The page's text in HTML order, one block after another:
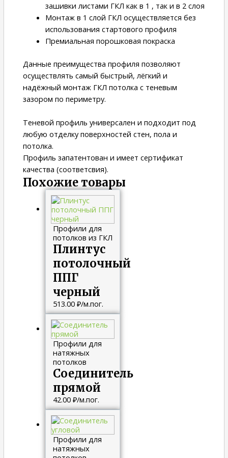
зашивки листами ГКЛ как в 1 , так и в 2 слоя
Монтаж в 1 слой ГКЛ осуществляется без
использования стартового профиля
Премиальная порошковая покраска
Данные преимущества профиля позволяют
осуществлять самый быстрый, лёгкий и
надёжный монтаж ГКЛ потолка с теневым
зазором по периметру.
Теневой профиль универсален и подходит под
любую отделку поверхностей стен, пола и
потолка.
Профиль запатентован и имеет сертификат
качества (соответсвия).
Похожие товары
Профили для
потолков из ГКЛ
Плинтус
потолочный
ППГ
черный
513.00₽/м.пог.
Профили для
натяжных
потолков
Соединитель
прямой
42.00₽/м.пог.
Профили для
натяжных